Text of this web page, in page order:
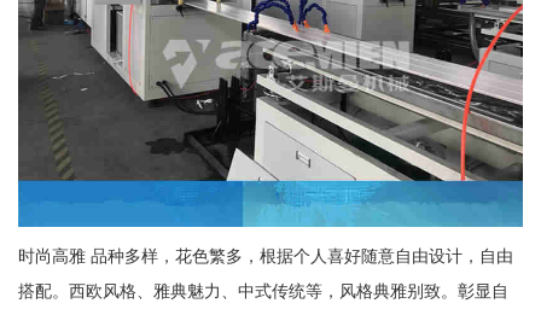
时尚高雅 品种多样，花色繁多，根据个人喜好随意自由设计，自由
搭配。西欧风格、雅典魅力、中式传统等，风格典雅别致。彰显自